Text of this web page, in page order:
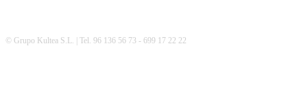
© Grupo Kultea S.L. | Tel. 96 136 56 73 - 699 17 22 22